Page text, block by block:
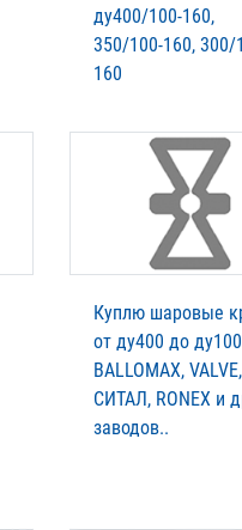
ду400/100-160,
350/100-160, 300/
160
Куплю шаровые
от ду400 до
BALLOMAX,
СИТАЛ, RONEX и
заводов..